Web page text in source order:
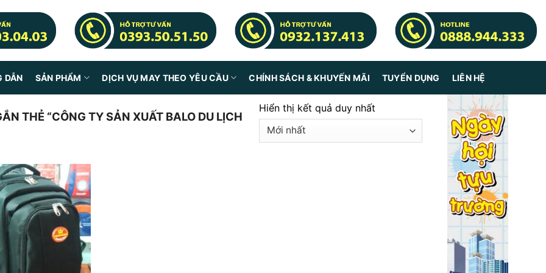
DẪN SẢN PHẨM DỊCH VỤ MAY THEO YÊU CẦU CHÍNH SÁCH & KHUYẾN MÃI TUYỂN DỤNG LIÊN HỆ
THẺ “CÔNG TY SẢN XUẤT BALO DU LỊCH
Hiển thị kết quả duy nhất